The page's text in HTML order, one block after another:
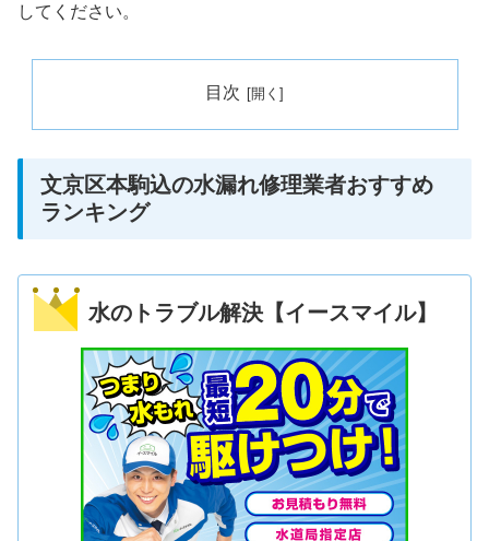
してください。
目次
文京区本駒込の水漏れ修理業者おすすめ
ランキング
水のトラブル解決【イースマイル】